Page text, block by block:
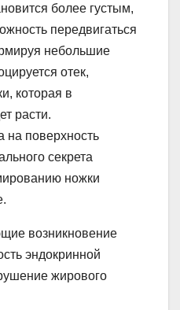
более густым,
передвигаться
небольшие
отек,
которая в
расти.
на поверхность
секрета
ножки
возникновение
эндокринной
жирового